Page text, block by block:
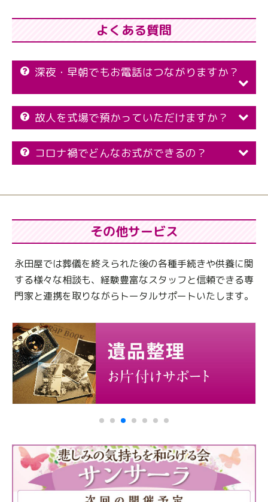
よくある質問
深夜・早朝でもお電話はつながりますか？
故人を式場で預かっていただけますか？
コロナ禍でどんなお式ができるの？
その他サービス
永田屋では葬儀を終えられた後の各種手続きや供養に関
する様々な相談も、 経験豊富なスタッフと信頼できる専
門家と連携を取りながらトータルサポートいたします。